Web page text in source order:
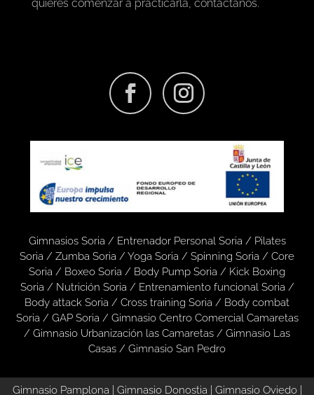
quieres comenzar a practicarla, contáctanos.
Gimnasios Soria / Entrenador Personal Soria / Pilates
Soria / Zumba Soria / Yoga Soria / Spinning Soria / Core
Soria / Boxeo Soria / Body Pump Soria / Kick Boxing
Soria/ Nutrición Soria/ Entrenamiento funcional Soria/
Body attack Soria / Cross training Soria / Body combat
Soria/ GAP Soria/ Gimnasio Centro Comercial Camaretas
/ Gimnasio Urbanización las Camaretas / Gimnasio Las
Casas / Gimnasio San Pedro
Gimnasio Pamplona| Gimnasio Donostia| Gimnasio Oviedo|